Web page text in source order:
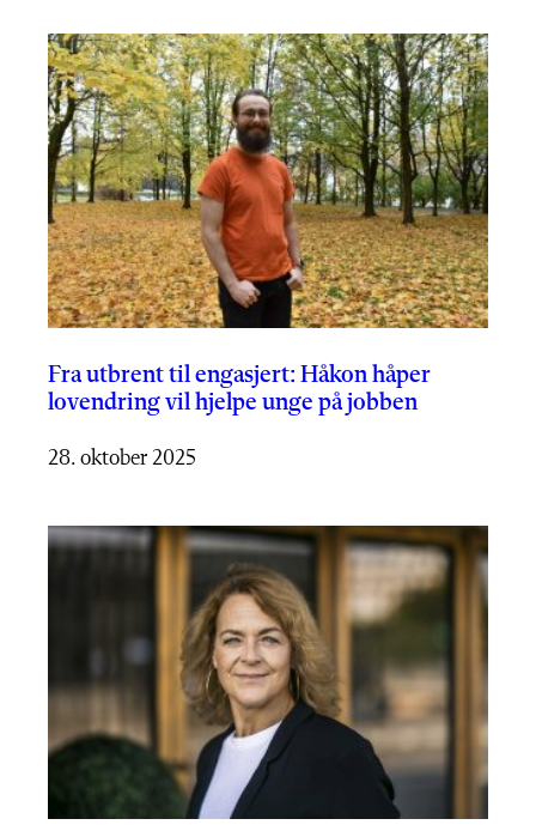
Fra utbrent til engasjert: Håkon håper
lovendring vil hjelpe unge på jobben
28. oktober 2025